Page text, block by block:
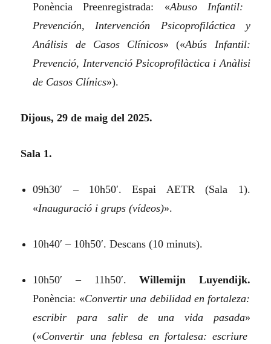
Ponència Preenregistrada: «Abuso Infantil:
Prevención, Intervención Psicoprofiláctica y
Análisis de Casos Clínicos» («Abús Infantil:
Prevenció, Intervenció Psicoprofilàctica i Anàlisi
de Casos Clínics»).
Dijous, 29 de maig del 2025.
Sala 1.
09h30′ – 10h50′. Espai AETR (Sala 1).
«Inauguració i grups (vídeos)».
10h40′ – 10h50′. Descans (10 minuts).
10h50′ – 11h50′.Willemijn Luyendijk.
Ponència: «Convertir una debilidad en fortaleza:
escribir para salir de una vida pasada»
(«Convertir una feblesa en fortalesa: escriure